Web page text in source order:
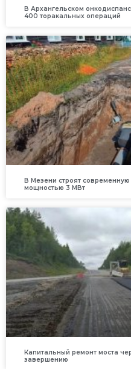
В Архангельском
400 торакальных операций
В Мезени строят
мощностью 3 МВт
Капитальный ремонт моста
завершению